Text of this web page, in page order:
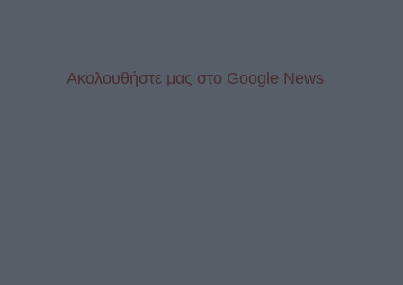
Aκολουθήστε μας στo Google News